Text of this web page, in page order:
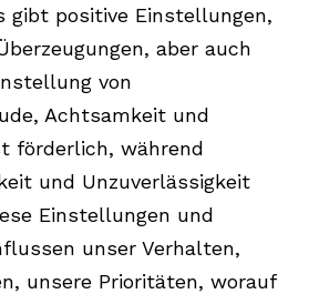
gibt positive Einstellungen,
aber auch
von
Achtsamkeit und
förderlich, während
und Unzuverlässigkeit
Einstellungen und
unser Verhalten,
unsere Prioritäten, worauf